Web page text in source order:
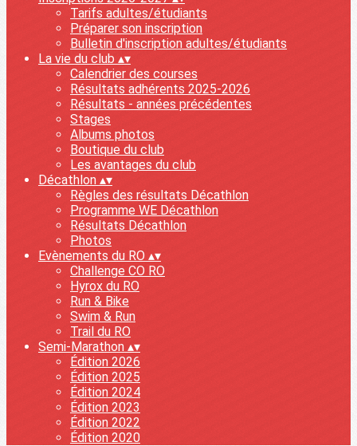
Tarifs adultes/étudiants
Préparer son inscription
Bulletin d'inscription adultes/étudiants
La vie du club ▴▾
Calendrier des courses
Résultats adhérents 2025-2026
Résultats - années précédentes
Stages
Albums photos
Boutique du club
Les avantages du club
Décathlon ▴▾
Règles des résultats Décathlon
Programme WE Décathlon
Résultats Décathlon
Photos
Evènements du RO ▴▾
Challenge CO RO
Hyrox du RO
Run & Bike
Swim & Run
Trail du RO
Semi-Marathon ▴▾
Édition 2026
Édition 2025
Édition 2024
Édition 2023
Édition 2022
Édition 2020